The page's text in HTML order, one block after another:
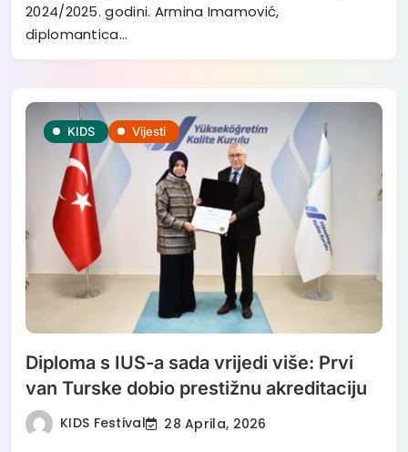
2024/2025. godini. Armina Imamović,
diplomantica…
KIDS Vijesti
Diploma s IUS-a sada vrijedi više: Prvi
van Turske dobio prestižnu akreditaciju
KIDS Festival 28 Aprila, 2026